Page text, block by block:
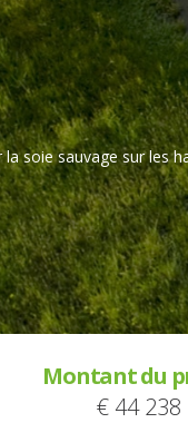
soie sauvage sur les
Montant du
€ 44 238